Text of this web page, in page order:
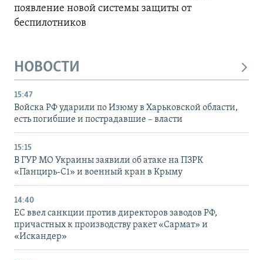
появление новой системы защиты от
беспилотников
НОВОСТИ
15:47
Войска РФ ударили по Изюму в Харьковской области,
есть погибшие и пострадавшие – власти
15:15
В ГУР МО Украины заявили об атаке на ПЗРК
«Панцирь-С1» и военный кран в Крыму
14:40
ЕС ввел санкции против директоров заводов РФ,
причастных к производству ракет «Сармат» и
«Искандер»